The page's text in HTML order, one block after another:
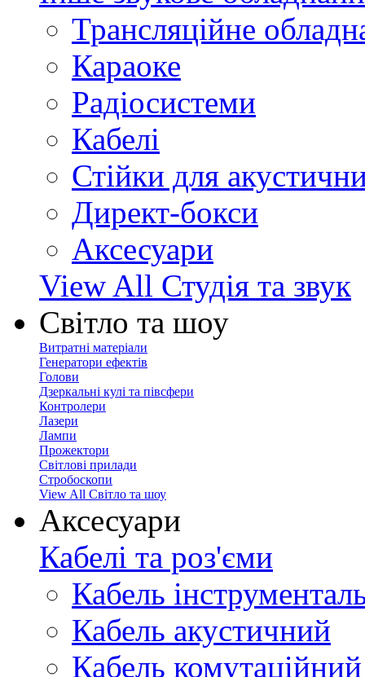
Трансляційне
Караоке
Радіосистеми
Кабелі
Стійки для
Директ-бокси
Аксесуари
View All Студія та звук
Світло та шоу
Витратні матеріали
Генератори ефектів
Голови
Дзеркальні кулі та півсфери
Контролери
Лазери
Лампи
Прожектори
Світлові прилади
Стробоскопи
View All Світло та шоу
Аксесуари
Кабелі та роз'єми
Кабель
Кабель акустичний
Кабель комутаційний